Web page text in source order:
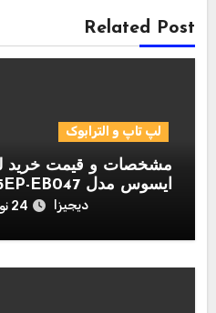
Related Post
لپ تاپ و الترابوک
ایسوس مدل VivoBook R465EP-EB047
دیجیزا 24 نوامبر 2021